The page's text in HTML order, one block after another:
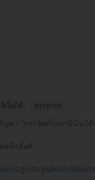
เงินได้ สรรพากร
หา “การจัดเก็บภาษีเงิน
คลิกลิ้งค์
publish/